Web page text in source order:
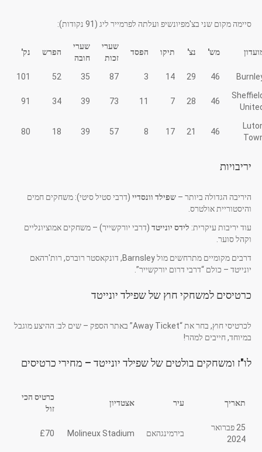
סיימה מקום שני בצ'מפיונשיפ ועלתה לפרמייר ליג (91 נקודות):
מש' נצ' תיקו הפסד
שערי
זכות
שערי
חובה
הפרש נק'
46
29
14
3
87
35
52
101
46
28
7
11
73
39
34
91
46
21
17
8
57
39
18
80
יריבויות
היריבה הגדולה ביותר – שפילד וונסדיי (דרבי סטיל סיטי): משחקים חמים
והיסטוריית אולטרס.
עוד יריבות עיקרית: לידס יונייטד (דרבי יורקשייר) – משחקים אמוציונליים
וקהל סוער.
דרבים מקומיים מתרחשים מול Barnsley, דונקאסטר רוברס, רות'רהאם
יונייטד – כולם “דרבי דרום יורקשייר”.
כרטיסים למשחקי חוץ של שפילד יונייטד
לכרטיסי חוץ, בחר את “Away Ticket” באתר הספק – שים לב: ההיצע מוגבל
במיוחד, חייבים למהר!
לו"ז ומשחקים בולטים של שפילד יונייטד – מחירי כרטיסים
תאריך עיר אצטדיון
כרטיס הכי
זול
25 פברואר
2024
בירמינגהאם Molineux Stadium
£70